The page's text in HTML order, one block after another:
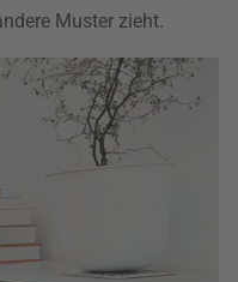
Muster zieht.